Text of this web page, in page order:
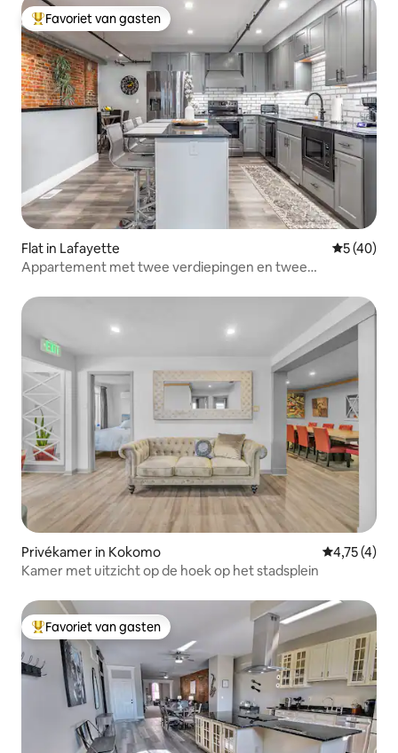
Topfavoriet van gasten
Favoriet van gasten
Flat in Lafayette
5 (40)
Appartement met twee verdiepingen en twee
Privékamer in Kokomo
4,75 (4)
Kamer met uitzicht op de hoek op het stadsplein
Topfavoriet van gasten
Favoriet van gasten